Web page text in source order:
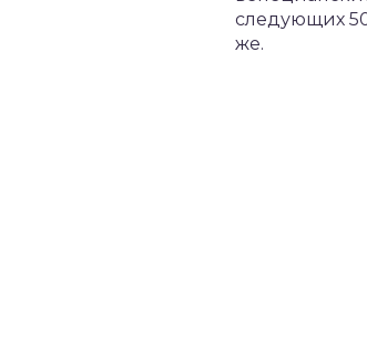
следующих
же.